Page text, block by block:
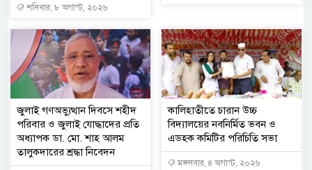
শনিবার, ৮ অগাস্ট, ২০২৬
জুলাই গণঅভ্যুত্থান দিবসে শহীদ
পরিবার ও জুলাই যোদ্ধাদের প্রতি
অধ্যাপক ডা. মো. শাহ আলম
তালুকদারের শ্রদ্ধা নিবেদন
কালিহাতীতে চারান উচ্চ
বিদ্যালয়ের নবনির্মিত ভবন ও
এডহক কমিটির পরিচিতি সভা
মঙ্গলবার, ৪ অগাস্ট, ২০২৬